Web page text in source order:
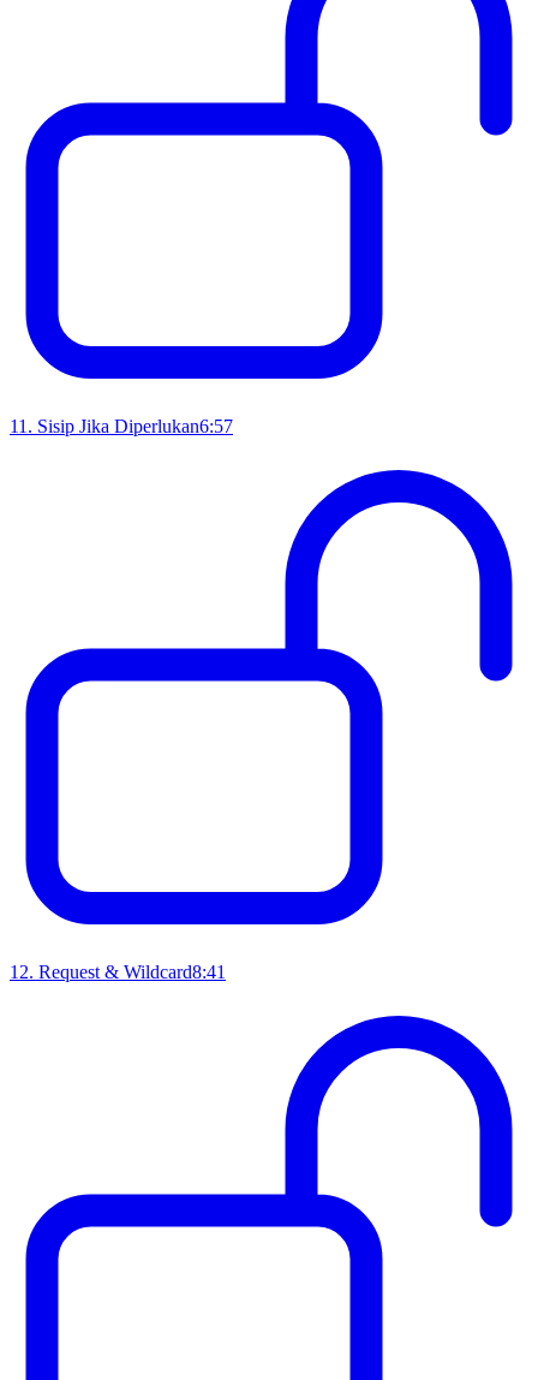
11 . Sisip Jika Diperlukan6:57
12. Request & Wildcard8:41